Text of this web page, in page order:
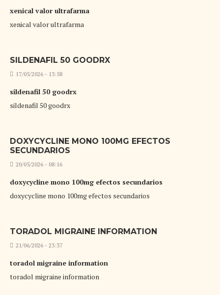
xenical valor ultrafarma
xenical valor ultrafarma
SILDENAFIL 50 GOODRX
17/05/2026 - 13:58
sildenafil 50 goodrx
sildenafil 50 goodrx
DOXYCYCLINE MONO 100MG EFECTOS
SECUNDARIOS
20/05/2026 - 08:16
doxycycline mono 100mg efectos secundarios
doxycycline mono 100mg efectos secundarios
TORADOL MIGRAINE INFORMATION
21/06/2026 - 23:37
toradol migraine information
toradol migraine information